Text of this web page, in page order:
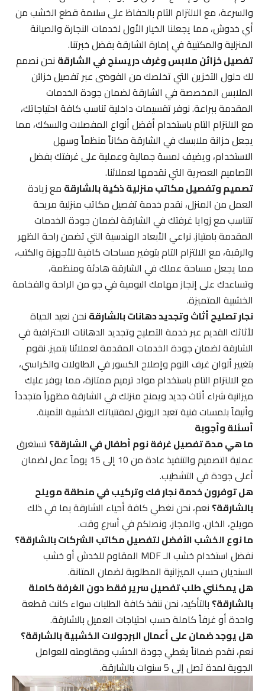
والسرعة، مع الالتزام التام بالحفاظ على سلامة قطع الخشب من
أي خدوش، مما يجعلنا الخيار الأول لخدمات النجارة والصيانة
المنزلية والمكتبية في إمارة الشارقة بفضل خبرتنا.
تفصيل خزائن ملابس وغرف دريسنج في الشارقةنحن نصمم
لك حلول التخزين التي تخلصك من الفوضى عبر تفصيل خزائن
الملابس المخصصة في الشارقة لضمان جودة الخدمات
المقدمة ببراعة. نوفر تقسيمات داخلية تناسب كافة احتياجاتك،
مع الالتزام التام باستخدام أفضل أنواع المفصلات والسكك، مما
يجعل خزانة ملابسك في الشارقة مكاناً منظماً وسهل
الاستخدام، ويضيف لمسة جمالية وعملية على غرفتك بفضل
التصاميم العصرية التي نقدمها لعملائنا.
تصميم وتفصيل مكاتب منزلية ذكية بالشارقةمع زيادة
العمل من المنزل، نقدم خدمة تفصيل مكاتب منزلية مريحة
تتناسب مع زوايا غرفتك في الشارقة لضمان جودة الخدمات
المقدمة بامتياز. نراعي الأبعاد الهندسية التي تضمن راحة الظهر
والرقبة، مع الالتزام التام بتوفير مساحات كافية للأجهزة والكتب،
مما يجعل مساحة عملك في الشارقة هادئة ومنظمة،
وتساعدك على إنجاز مهامك اليومية في جو من الراحة والفخامة
الخشبية المتميزة.
نجار تصليح أثاث وتجديد دهانات بالشارقةنحن نعيد الحياة
لأثاثك القديم عبر خدمة التصليح وتجديد الدهانات الاحترافية في
الشارقة لضمان جودة الخدمات المقدمة لعملائنا بتميز. نقوم
بتغيير ألوان غرف النوم وإصلاح الكسور في الطاولات والكراسي،
مع الالتزام التام باستخدام مواد ترميم ممتازة، مما يوفر عليك
ميزانية شراء أثاث جديد ويمنح منزلك في الشارقة مظهراً متجدداً
وأنيقاً بلمسات فنية تعيد الرونق لمقتنياتك الخشبية الثمينة.
أسئلة وأجوبة
ما هي مدة تفصيل غرفة نوم أطفال في الشارقة؟تستغرق
عملية التصميم والتنفيذ عادة من 10 إلى 15 يوماً عمل لضمان
أعلى جودة في التشطيب.
هل توفرون خدمة نجار فك وتركيب في منطقة مويلح
بالشارقة؟نعم، نحن نغطي كافة أحياء الشارقة بما في ذلك
مويلح، الخان، والمجاز، ونصلكم في أسرع وقت.
ما نوع الخشب الأفضل لتفصيل مكاتب الشركات بالشارقة؟
نفضل استخدام خشب الـ MDF المقاوم للخدش أو خشب
السنديان حسب الميزانية المطلوبة لضمان المتانة.
هل يمكنني طلب تفصيل سرير فقط دون الغرفة كاملة
بالشارقة؟بالتأكيد، نحن ننفذ كافة الطلبات سواء كانت قطعة
واحدة أو غرفاً كاملة حسب احتياجات العميل بالشارقة.
هل يوجد ضمان على أعمال البرجولات الخشبية بالشارقة؟
نعم، نقدم ضماناً يغطي جودة الخشب ومقاومته للعوامل
الجوية لمدة تصل إلى 5 سنوات بالشارقة.